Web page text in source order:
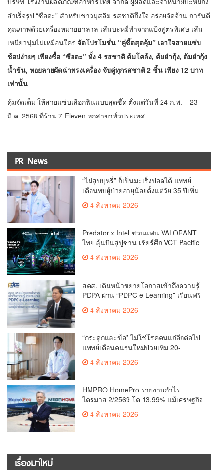
สำเร็จรูป “ซือดะ” สำหรับชาวมุสลิม รสชาติถึงใจ อร่อยจัดจ้าน การันตี
คุณภาพด้วยเครื่องหมายฮาลาล เส้นบะหมี่ทำจากแป้งสูตรพิเศษ เส้น
เหนียวนุ่มไม่เหมือนใคร จัดโปรโมชั่น “คู่ซี๊ดสุดคุ้ม” เอาใจสายแซ่บ
ช้อปง่ายๆ เพียงซื้อ “ซือดะ” ทั้ง 4 รสชาติ ต้มโคล้ง, ต้มยำกุ้ง, ต้มยำกุ้ง
น้ำข้น, หอยลายผัดฉ่าทรงเครื่อง จับคู่ทุกรสชาติ 2 ชิ้น เพียง 12 บาท
เท่านั้น
คุ้มจัดเต็ม ให้สายแซ่บเลือกฟินแบบสุดซี๊ด ตั้งแต่วันที่ 24 ก.พ. – 23
มี.ค. 2568 ที่ร้าน 7-Eleven ทุกสาขาทั่วประเทศ
PR News
“ไม่สูบบุหรี่” ก็เป็นมะเร็งปอดได้ แพทย์
เตือนพบผู้ป่วยอายุน้อยตั้งแต่วัย 35 ปีเพิ่ม
ขึ้นคนไทยกว่า 70% รู้ตัวเมื่อโรคลุกลาม
4 สิงหาคม 2026
Predator x Intel ชวนแฟน VALORANT
ไทย ลุ้นบินสู่ปูซาน เชียร์ศึก VCT Pacific
Finals Busan ประเทศเกาหลีใต้ Predator
x Intel ชวนแฟน VALORANT ไทย ลุ้นบิน
สุดพิเศษตลอดทัวร์นาเมนต์
4 สิงหาคม 2026
สคส. เดินหน้าขยายโอกาสเข้าถึงความรู้
PDPA ผ่าน “PDPC e-Learning” เรียนฟรี
อดศักยภาพคนไทยสู่สังคมดิจิทัลปลอดภัย
แล้ว
4 สิงหาคม 2026
“กระดูกและข้อ” ไม่ใช่โรคคนแก่อีกต่อไป
แพทย์เตือนคนรุ่นใหม่ป่วยเพิ่ม 20-
กระแสกีฬา
4 สิงหาคม 2026
HMPRO-HomePro รายงานกำไร
ไตรมาส 2/2569 โต 13.99% แม้เศรษฐกิจ
ผันผวนเดินหน้าขยายสาขา เสริมพอร์ต
Private Brand ดัน Gross Margin เพิ่มขึ้น
4 สิงหาคม 2026
เรื่องมาใหม่